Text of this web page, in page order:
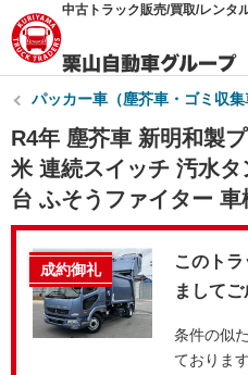
中古トラック販売/買取/レンタ
パッカー車（塵芥車・ゴミ収
R4年 塵芥車 新明和製
米 連続スイッチ 汚水
台 ふそうファイター 車
成約御礼
このト
ましてご
条件の似
ておりま